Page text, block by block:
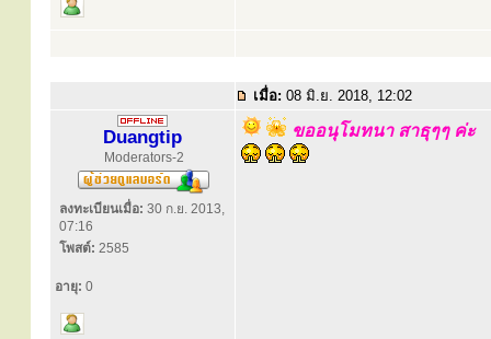
เมื่อ: 08 มิ.ย. 2018, 12:02
Duangtip
Moderators-2
ลงทะเบียนเมื่อ: 30 ก.ย. 2013,
07:16
โพสต์: 2585
อายุ: 0
ขออนุโมทนา สาธุๆๆ ค่ะ